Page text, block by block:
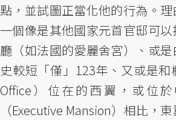
點，並試圖正當化他的行為。
一個像是其他國家元首官邸可
廳（如法國的愛麗舍宮）、或
史較短「僅」123年、又或是
Office）位在的西翼，或位
（Executive Mansion）相比，